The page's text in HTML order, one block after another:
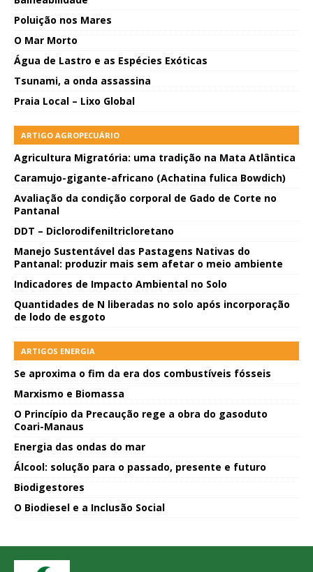
Poluição nos Mares
O Mar Morto
Água de Lastro e as Espécies Exóticas
Tsunami, a onda assassina
Praia Local – Lixo Global
ARTIGO AGROPECUÁRIO
Agricultura Migratória: uma tradição na Mata Atlântica
Caramujo-gigante-africano (Achatina fulica Bowdich)
Avaliação da condição corporal de Gado de Corte no
Pantanal
DDT – Diclorodifeniltricloretano
Manejo Sustentável das Pastagens Nativas do
Pantanal: produzir mais sem afetar o meio ambiente
Indicadores de Impacto Ambiental no Solo
Quantidades de N liberadas no solo após incorporação
de lodo de esgoto
ARTIGOS ENERGIA
Se aproxima o fim da era dos combustíveis fósseis
Marxismo e Biomassa
O Princípio da Precaução rege a obra do gasoduto
Coari-Manaus
Energia das ondas do mar
Álcool: solução para o passado, presente e futuro
Biodigestores
O Biodiesel e a Inclusão Social